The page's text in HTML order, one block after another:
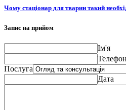
Чому стаціонар для тварин такий
Запис на прийом
Ім'я
Телефон
Послуга
Дата